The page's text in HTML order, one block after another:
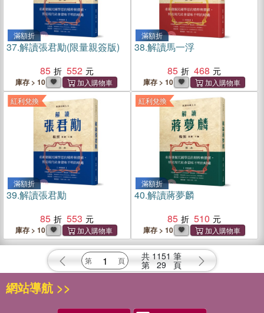
滿額折
37.解讀張君勱(限量親簽版)
85
552
庫存 > 10
滿額折
38.解讀馬一浮
85
468
庫存 > 10
紅利兌換
滿額折
39.解讀張君勱
85
553
庫存 > 10
紅利兌換
滿額折
40.解讀蔣夢麟
85
510
庫存 > 10
共 1151 筆
第 29 頁
網站導航 >>